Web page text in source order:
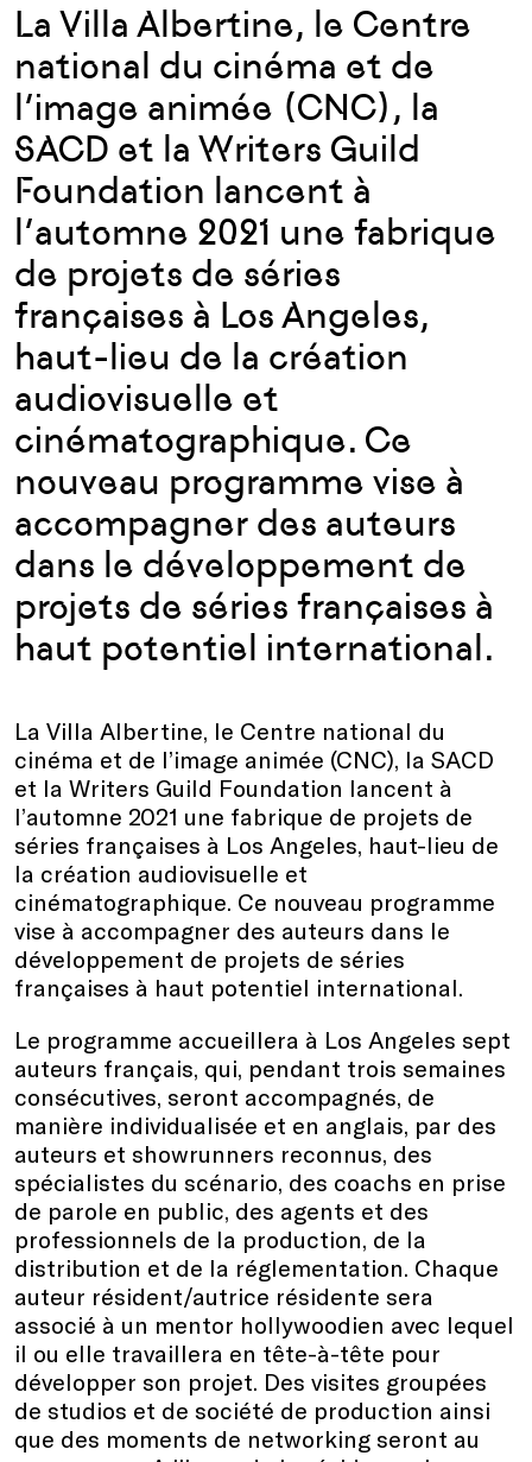
La Villa Albertine, le Centre
national du cinéma et de
l’image animée (CNC), la
SACD et la Writers Guild
Foundation lancent à
l’automne 2021 une fabrique
de projets de séries
françaises à Los Angeles,
haut-lieu de la création
audiovisuelle et
cinématographique. Ce
nouveau programme vise à
accompagner des auteurs
dans le développement de
projets de séries françaises à
haut potentiel international.
La Villa Albertine, le Centre national du
cinéma et de l’image animée (CNC), la SACD
et la Writers Guild Foundation lancent à
l’automne 2021 une fabrique de projets de
séries françaises à Los Angeles, haut-lieu de
la création audiovisuelle et
cinématographique. Ce nouveau programme
vise à accompagner des auteurs dans le
développement de projets de séries
françaises à haut potentiel international.
Le programme accueillera à Los Angeles sept
auteurs français, qui, pendant trois semaines
consécutives, seront accompagnés, de
manière individualisée et en anglais, par des
auteurs et showrunners reconnus, des
spécialistes du scénario, des coachs en prise
de parole en public, des agents et des
professionnels de la production, de la
distribution et de la réglementation. Chaque
auteur résident/autrice résidente sera
associé à un mentor hollywoodien avec lequel
il ou elle travaillera en tête-à-tête pour
développer son projet. Des visites groupées
de studios et de société de production ainsi
que des moments de networking seront au